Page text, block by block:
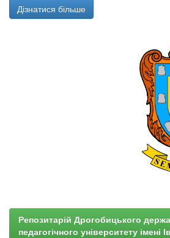
Дізнатися більше
Репозитарій Дрогобицького
педагогічного університету імені